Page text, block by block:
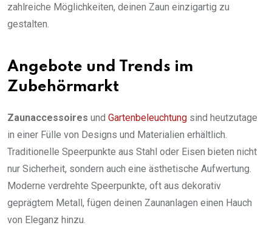
zahlreiche Möglichkeiten, deinen Zaun einzigartig zu
gestalten.
Angebote und Trends im
Zubehörmarkt
Zaunaccessoires und Gartenbeleuchtung sind heutzutage
in einer Fülle von Designs und Materialien erhältlich.
Traditionelle Speerpunkte aus Stahl oder Eisen bieten nicht
nur Sicherheit, sondern auch eine ästhetische Aufwertung.
Moderne verdrehte Speerpunkte, oft aus dekorativ
geprägtem Metall, fügen deinen Zaunanlagen einen Hauch
von Eleganz hinzu.